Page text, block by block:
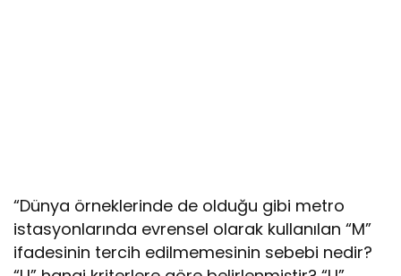
“Dünya örneklerinde de olduğu gibi metro
istasyonlarında evrensel olarak kullanılan “M”
ifadesinin tercih edilmemesinin sebebi nedir?